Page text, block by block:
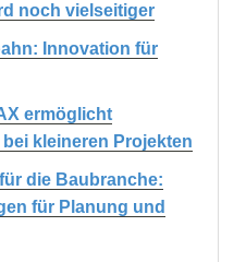
noch vielseitiger
Innovation für
ermöglicht
kleineren Projekten
die Baubranche:
für Planung und